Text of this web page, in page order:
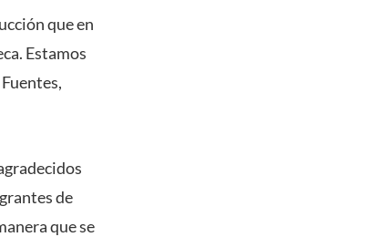
que en
Estamos
de
que se